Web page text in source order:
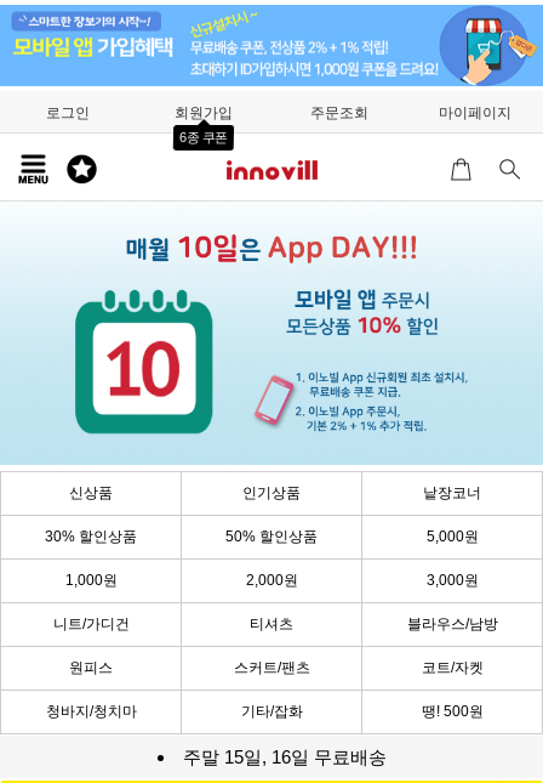
로그인 회원가입
6종 쿠폰
주문조회 마이페이지
신상품 인기상품 낱장코너
30% 할인상품 50% 할인상품 5,000원
1,000원 2,000원 3,000원
니트/가디건 티셔츠 블라우스/남방
원피스 스커트/팬츠 코트/자켓
청바지/청치마 기타/잡화 땡! 500원
주말 15일, 16일 무료배송